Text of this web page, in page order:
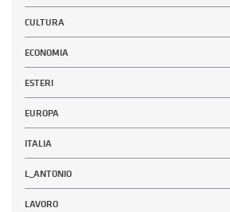
CULTURA
ECONOMIA
ESTERI
EUROPA
ITALIA
L_ANTONIO
LAVORO